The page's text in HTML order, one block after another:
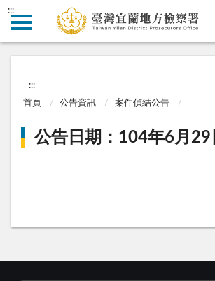
:::
:::
首頁 公告資訊 案件偵結公告
公告日期：104年6月29